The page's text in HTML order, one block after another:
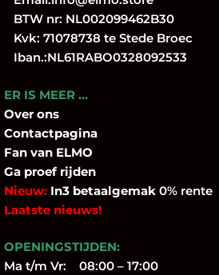
BTW nr: NL002099462B30
Kvk: 71078738 te Stede Broec
Iban.:NL61RABO0328092533
ER IS MEER …
Over ons
Contactpagina
Fan van ELMO
Ga proef rijden
Nieuw: In3 betaalgemak 0% rente
Laatste nieuws!
OPENINGSTIJDEN:
Ma t/m Vr: 08:00 – 17:00